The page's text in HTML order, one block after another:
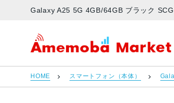
Galaxy A25 5G 4GB/64GB ブラック
アメモバマーケット
HOME スマートフォン（本体）